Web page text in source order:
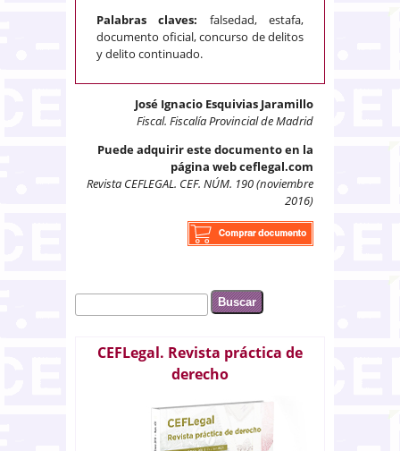
Palabras claves: falsedad, estafa,
documento oficial, concurso de delitos
y delito continuado.
José Ignacio Esquivias Jaramillo
Fiscal. Fiscalía Provincial de Madrid
Puede adquirir este documento en la
página web ceflegal.com
Revista CEFLEGAL. CEF. NÚM. 190 (noviembre
2016)
Formulario de búsqueda
Buscar
CEFLegal. Revista práctica de
derecho